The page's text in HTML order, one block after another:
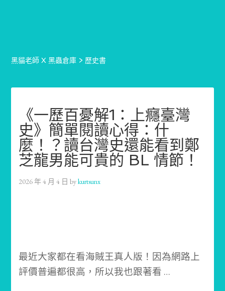
黑貓老師 X 黑蟲倉庫 > 歷史書
《一歷百憂解1：上癮臺灣
史》簡單閱讀心得：什
麼！？讀台灣史還能看到鄭
芝龍男能可貴的 BL 情節！
2026 年 4 月 4 日 bykurtsunx
最近大家都在看海賊王真人版！ 因為網路上
評價普遍都很高，所以我也跟著看 …